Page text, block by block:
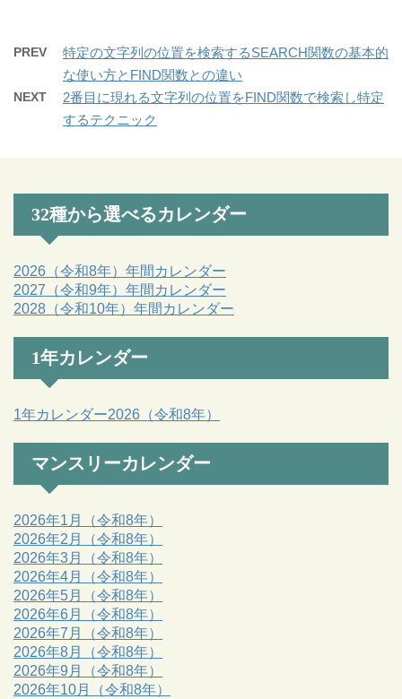
PREV
特定の文字列の位置を検索するSEARCH関数の基本的
な使い方とFIND関数との違い
NEXT
2番目に現れる文字列の位置をFIND関数で検索し特定
するテクニック
32種から選べるカレンダー
2026（令和8年）年間カレンダー
2027（令和9年）年間カレンダー
2028（令和10年）年間カレンダー
1年カレンダー
1年カレンダー2026（令和8年）
マンスリーカレンダー
2026年1月（令和8年）
2026年2月（令和8年）
2026年3月（令和8年）
2026年4月（令和8年）
2026年5月（令和8年）
2026年6月（令和8年）
2026年7月（令和8年）
2026年8月（令和8年）
2026年9月（令和8年）
2026年10月（令和8年）